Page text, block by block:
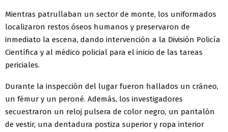
Mientras patrullaban un sector de monte, los uniformados
localizaron restos óseos humanos y preservaron de
inmediato la escena, dando intervención a la División Policía
Científica y al médico policial para el inicio de las tareas
periciales.
Durante la inspección del lugar fueron hallados un cráneo,
un fémur y un peroné. Además, los investigadores
secuestraron un reloj pulsera de color negro, un pantalón
de vestir, una dentadura postiza superior y ropa interior